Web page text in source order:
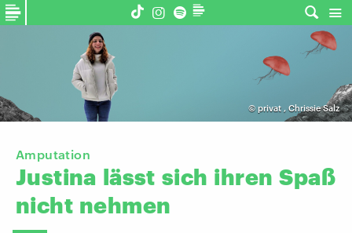
© privat, Chrissie Salz
Amputation
Justina lässt sich ihren Spaß
nicht nehmen